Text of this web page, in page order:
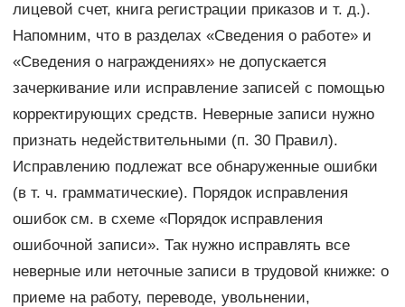
лицевой счет, книга регистрации приказов и т. д.).
Напомним, что в разделах «Сведения о работе» и
«Сведения о награждениях» не допускается
зачеркивание или исправление записей с помощью
корректирующих средств. Неверные записи нужно
признать недействительными (п. 30 Правил).
Исправлению подлежат все обнаруженные ошибки
(в т. ч. грамматические). Порядок исправления
ошибок см. в схеме «Порядок исправления
ошибочной записи». Так нужно исправлять все
неверные или неточные записи в трудовой книжке: о
приеме на работу, переводе, увольнении,